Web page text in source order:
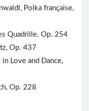
Polka française,
Quadrille. Op. 254
Op. 437
in Love and Dance,
Op. 228